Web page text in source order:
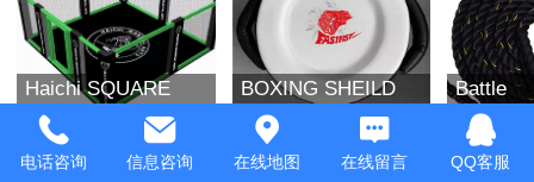
Haichi SQUARE
MMA CAGE
BOXING SHEILD
Battle
Rope/
Rope
电话咨询 信息咨询 在线地图 在线留言 QQ客服